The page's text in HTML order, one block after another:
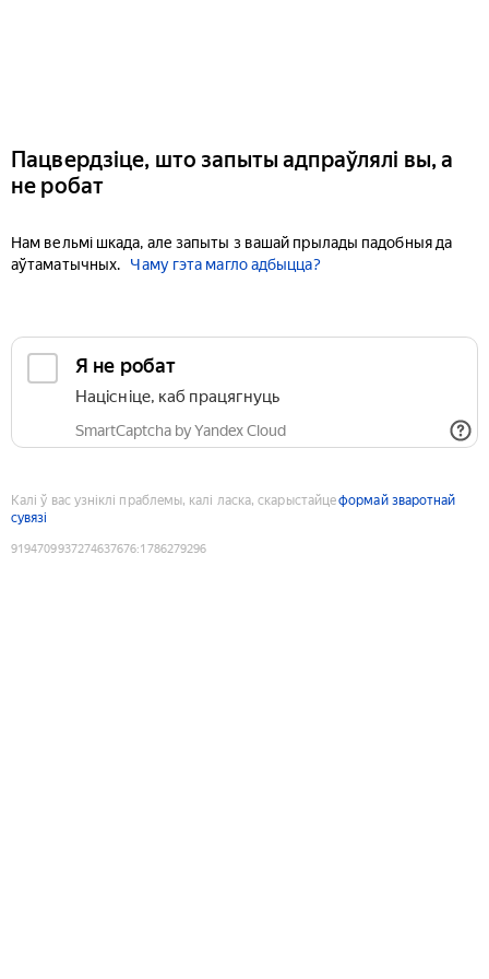
Пацвердзіце, што запыты адпраўлялі вы, а
не робат
Нам вельмі шкада, але запыты з вашай прылады падобныя да
аўтаматычных.
Чаму гэта магло адбыцца?
Я не робат
Націсніце, каб працягнуць
SmartCaptcha by Yandex Cloud
Калі ў вас узніклі праблемы, калі ласка, скарыстайцеформай зваротнай
сувязі
9194709937274637676:1786279296